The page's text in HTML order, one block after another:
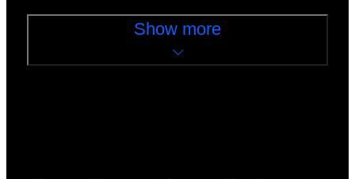
Show more